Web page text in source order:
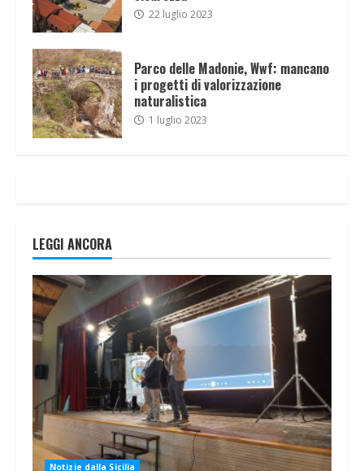
22 luglio 2023
Parco delle Madonie, Wwf: mancano
i progetti di valorizzazione
naturalistica
1 luglio 2023
LEGGI ANCORA
Notizie dalla Sicilia